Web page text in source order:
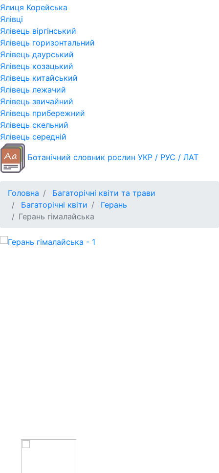
Ялиця Корейська
Ялівці
Ялівець віргінський
Ялівець горизонтальний
Ялівець даурський
Ялівець козацький
Ялівець китайський
Ялівець лежачий
Ялівець звичайний
Ялівець прибережний
Ялівець скельний
Ялівець середній
Ботанічний словник рослин УКР / РУС / ЛАТ
Головна
Багаторічні квіти та трави
Багаторічні квіти
Герань
Герань гімалайська